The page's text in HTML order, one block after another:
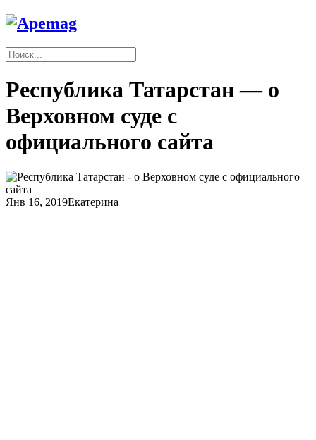
Республика Татарстан — о
Верховном суде с
официального сайта
Янв 16, 2019Екатерина